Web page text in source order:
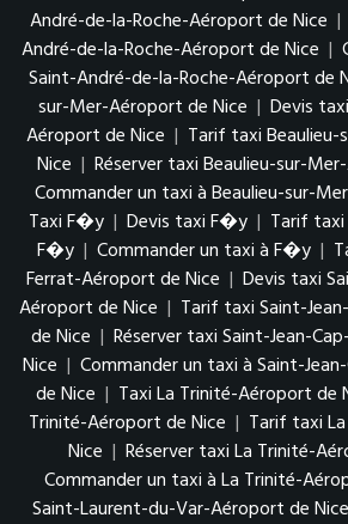
André-de-la-Roche-Aéroport de Nice |
André-de-la-Roche-Aéroport de Nice |
Saint-André-de-la-Roche-Aéroport de
sur-Mer-Aéroport de Nice | Devis
Aéroport de Nice | Tarif taxi
Nice | Réserver taxi Beaulieu-sur-
Commander un taxi à Beaulieu-sur-
Taxi F�y | Devis taxi F�y | Tarif
F�y | Commander un taxi à F�y |
Ferrat-Aéroport de Nice | Devis taxi
Aéroport de Nice | Tarif taxi Saint-
de Nice | Réserver taxi Saint-Jean-
Nice | Commander un taxi à Saint-
de Nice | Taxi La Trinité-Aéroport de
Trinité-Aéroport de Nice | Tarif taxi
Nice | Réserver taxi La Trinité-
Commander un taxi à La Trinité-
Saint-Laurent-du-Var-Aéroport de Nice